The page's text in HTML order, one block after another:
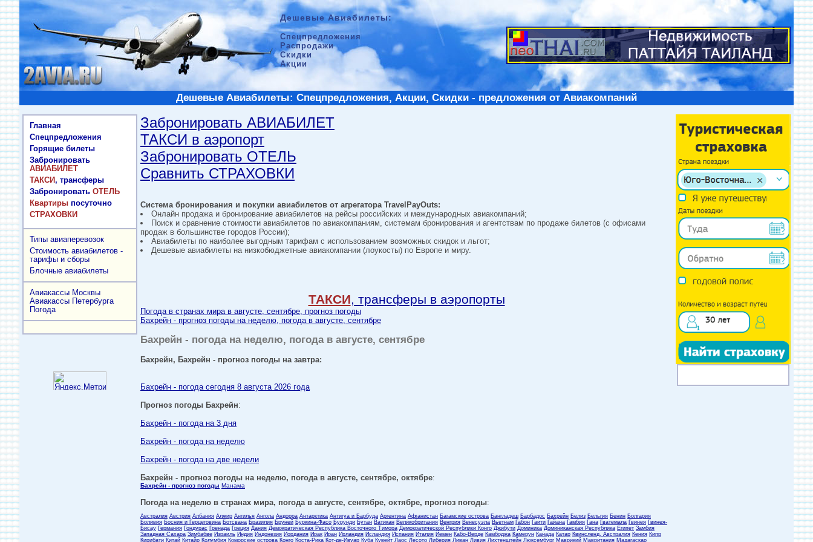
Дешевые Авиабилеты:
Спецпредложения
Распродажи
Скидки
Акции
Дешевые Авиабилеты: Спецпредложения, Акции, Скидки - предложения от Авиакомпаний
Главная
Спецпредложения
Горящие билеты
Забронировать
АВИАБИЛЕТ
ТАКСИ, трансферы
Забронировать ОТЕЛЬ
Квартиры посуточно
СТРАХОВКИ
Типы авиаперевозок
Стоимость авиабилетов -
тарифы и сборы
Блочные авиабилеты
Авиакассы Москвы
Авиакассы Петербурга
Погода
Забронировать АВИАБИЛЕТ
ТАКСИ в аэропорт
Забронировать ОТЕЛЬ
Сравнить СТРАХОВКИ
Система бронирования и покупки авиабилетов от агрегатора TravelPayOuts:
Онлайн продажа и бронирование авиабилетов на рейсы российских и международных авиакомпаний;
Поиск и сравнение стоимости авиабилетов по авиакомпаниям, системам бронирования и агентствам по продаже билетов (с офисами
продаж в большинстве городов России);
Авиабилеты по наиболее выгодным тарифам с использованием возможных скидок и льгот;
Дешевые авиабилеты на низкобюджетные авиакомпании (лоукосты) по Европе и миру.
ТАКСИ, трансферы в аэропорты
Погода в странах мира в августе, сентябре, прогноз погоды
Бахрейн - прогноз погоды на неделю, погода в августе, сентябре
Бахрейн - погода на неделю, погода в августе, сентябре
Бахрейн, Бахрейн - прогноз погоды на завтра:
Бахрейн - погода сегодня 8 августа 2026 года
Прогноз погоды Бахрейн:
Бахрейн - погода на 3 дня
Бахрейн - погода на неделю
Бахрейн - погода на две недели
Бахрейн - прогноз погоды на неделю, погода в августе, сентябре, октябре:
Бахрейн - прогноз погоды Манама
Погода на неделю в странах мира, погода в августе, сентябре, октябре, прогноз погоды:
Австралия Австрия Албания Алжир Ангилья Ангола Андорра Антарктика Антигуа и Барбуда Аргентина Афганистан Багамские острова Бангладеш Барбадос Бахрейн Белиз Бельгия Бенин Болгария
Боливия Босния и Герцеговина Ботсвана Бразилия Бруней Буркина-Фасо Бурунди Бутан Ватикан Великобритания Венгрия Венесуэла Вьетнам Габон Гаити Гайана Гамбия Гана Гватемала Гвинея Гвинея-
Бисау Германия Гондурас Гренада Греция Дания Демократическая Республика Восточного Тимора Демократической Республики Конго Джибути Доминика Доминиканская Республика Египет Замбия
Западная Сахара Зимбабве Израиль Индия Индонезия Иордания Ирак Иран Ирландия Исландия Испания Италия Йемен Кабо-Верде Камбоджа Камерун Канада Катар Квинсленд, Австралия Кения Кипр
Кирибати Китай Китайр Колумбия Коморские острова Конго Коста-Рика Кот-де-Ивуар Куба Кувейт Лаос Лесото Либерия Ливан Ливия Лихтенштейн Люксембург Маврикий Мавритания Мадагаскар